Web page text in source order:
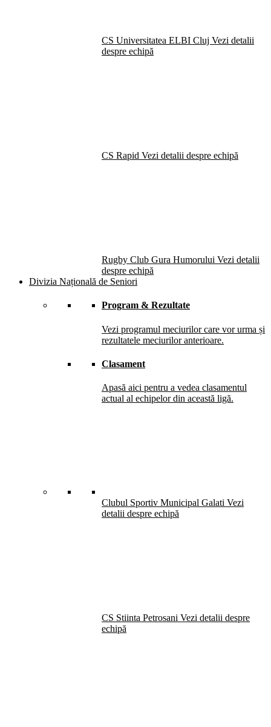
CS Universitatea ELBI Cluj Vezi detalii
despre echipă
CS Rapid Vezi detalii despre echipă
Rugby Club Gura Humorului Vezi detalii
despre echipă
Divizia Națională de Seniori
Program & Rezultate
Vezi programul meciurilor care vor urma și
rezultatele meciurilor anterioare.
Clasament
Apasă aici pentru a vedea clasamentul
actual al echipelor din această ligă.
Clubul Sportiv Municipal Galati Vezi
detalii despre echipă
CS Stiinta Petrosani Vezi detalii despre
echipă